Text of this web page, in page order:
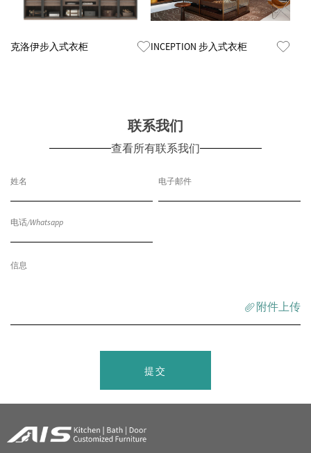
克洛伊步入式衣柜 INCEPTION 步入式衣柜
联系我们
查看所有联系我们
附件上传
提交